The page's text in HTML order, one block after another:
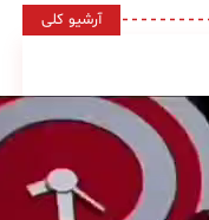
آرشیو کلی